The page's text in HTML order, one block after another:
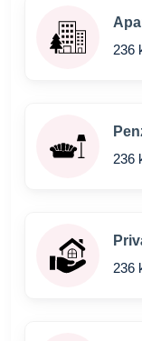
236
236
236